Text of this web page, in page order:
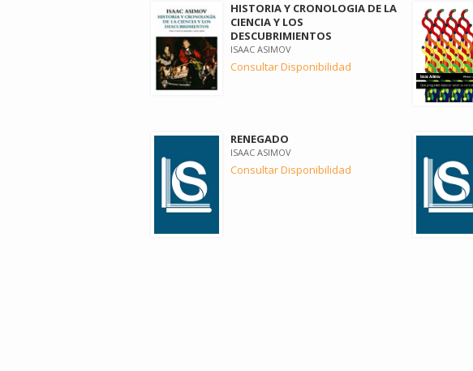
HISTORIA Y CRONOLOGIA DE LA
CIENCIA Y LOS
DESCUBRIMIENTOS
ISAAC ASIMOV
Consultar Disponibilidad
RENEGADO
ISAAC ASIMOV
Consultar Disponibilidad